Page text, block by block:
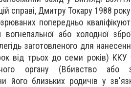
справі, Дмитру Токару 1988
попередньо
вогнепальної або холодної
заготовленого для
від трьох до семи років)
органу (Вбивство
його близьких родичів у